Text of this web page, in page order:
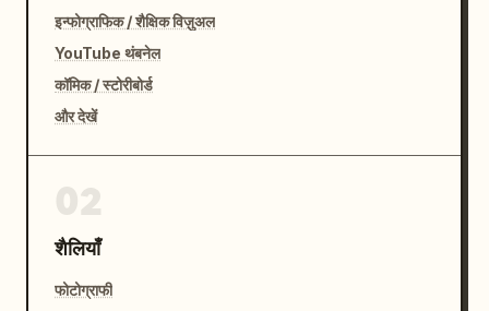
इन्फोग्राफिक / शैक्षिक विज़ुअल
YouTube थंबनेल
कॉमिक / स्टोरीबोर्ड
और देखें
शैलियाँ
फोटोग्राफी